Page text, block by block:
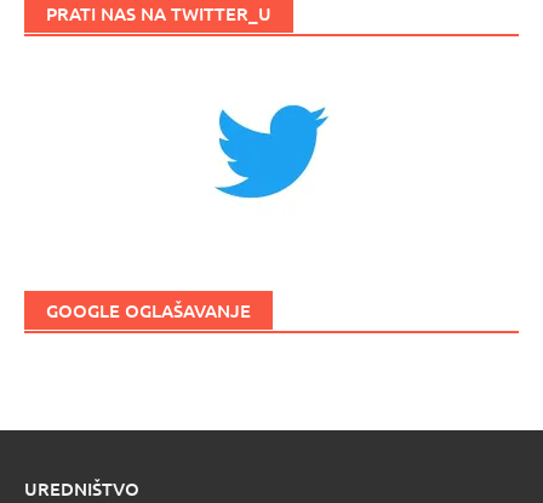
PRATI NAS NA TWITTER_U
GOOGLE OGLAŠAVANJE
UREDNIŠTVO